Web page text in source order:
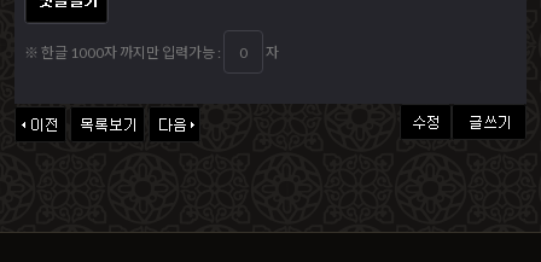
※ 한글 1000자 까지만 입력가능 : 자